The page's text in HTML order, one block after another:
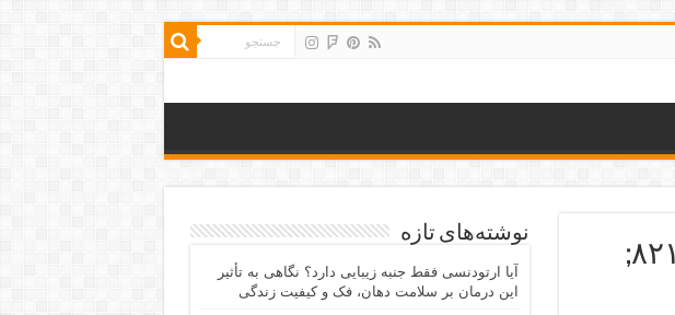
لیگ ملت‌ها: رقیب ولاسکو در فینال اشکار شد &#۸۲۱۱;
نوشته‌های تازه
آیا ارتودنسی فقط جنبه زیبایی دارد؟ نگاهی به تأثیر
این درمان بر سلامت دهان، فک و کیفیت زندگی